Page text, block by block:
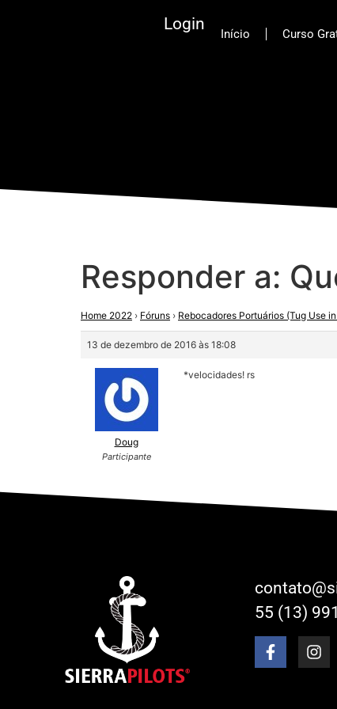
Início Curso
Login
Responder a:
Home 2022 › Fóruns › Rebocadores Portuários (Tug Use
13 de dezembro de 2016 às 18:08
Doug
Participante
*velocidades! rs
55 (13)